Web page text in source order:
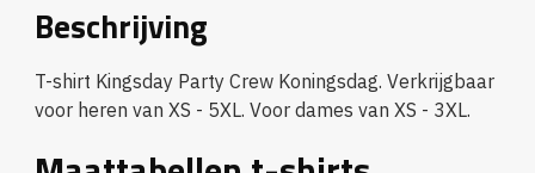
Beschrijving
T-shirt Kingsday Party Crew Koningsdag. Verkrijgbaar
voor heren van XS - 5XL. Voor dames van XS - 3XL.